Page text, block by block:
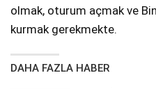
olmak, oturum açmak ve
kurmak gerekmekte.
DAHA FAZLA HABER